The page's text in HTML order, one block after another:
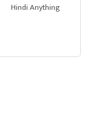
Hindi Anything